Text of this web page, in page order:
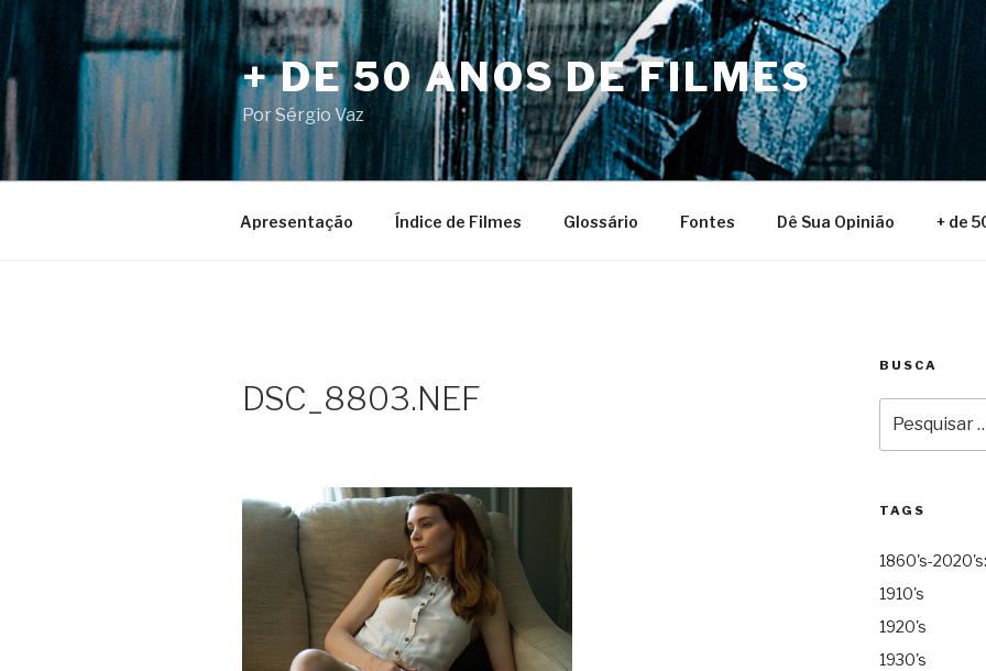
para
o
conteúdo
+ DE 50 ANOS DE FILMES
Por Sérgio Vaz
Apresentação Índice de Filmes Glossário Fontes Dê Sua Opinião + de
DSC_8803.NEF
BUSCA
por:
TAGS
1860's-
1910's
1920's
1930's